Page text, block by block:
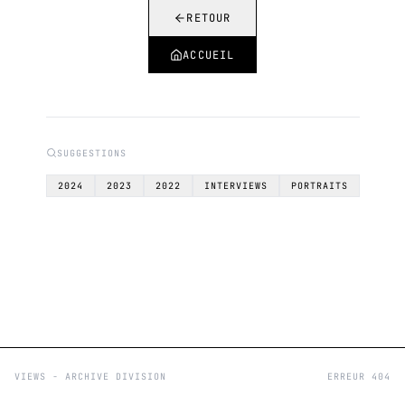
RETOUR
ACCUEIL
SUGGESTIONS
2024 2023 2022 INTERVIEWS PORTRAITS
VIEWS - ARCHIVE DIVISION ERREUR 404